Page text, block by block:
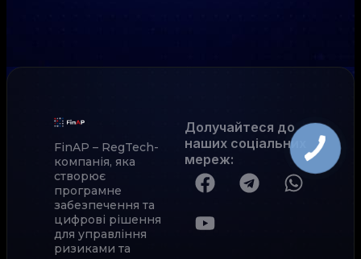
FinAP – RegTech-
компанія, яка
створює
програмне
забезпечення та
цифрові рішення
для управління
ризиками та
Долучайтеся до
наших соціальних
мереж: